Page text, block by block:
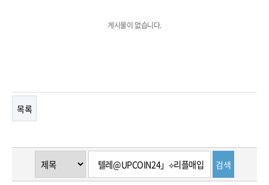
게시물이 없습니다.
목록